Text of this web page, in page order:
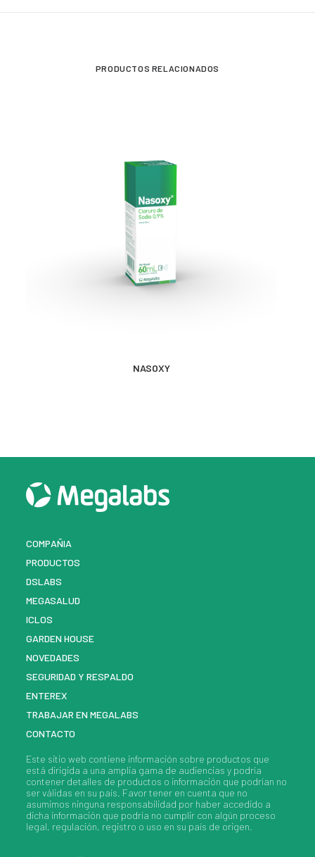
PRODUCTOS RELACIONADOS
MÁS INFORMACIÓN
NASOXY
COMPAÑIA
PRODUCTOS
DSLABS
MEGASALUD
ICLOS
GARDEN HOUSE
NOVEDADES
SEGURIDAD Y RESPALDO
ENTEREX
TRABAJAR EN MEGALABS
CONTACTO
Este sitio web contiene información sobre productos que
está dirigida a una amplia gama de audiencias y podría
contener detalles de productos o información que podrían no
ser válidas en su país. Favor tener en cuenta que no
asumimos ninguna responsabilidad por haber accedido a
dicha información que podría no cumplir con algún proceso
legal, regulación, registro o uso en su país de origen.